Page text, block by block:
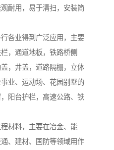
耐用，易于清扫，安装简
各业得到广泛应用，主要
，通道地板，铁路桥侧
，井盖，道路隔栅，立体
业、运动场、花园别墅的
阳台护栏，高速公路、铁
材料，主要在冶金、能
、建材、国防等领域用作